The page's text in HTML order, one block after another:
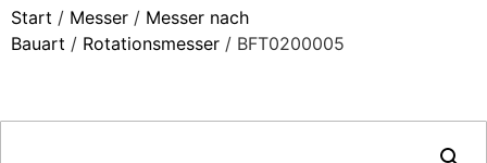
Start / Messer / Messer nach
Bauart / Rotationsmesser / BFT0200005